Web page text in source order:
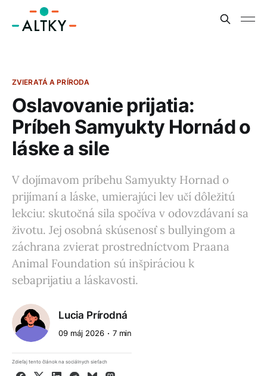
ZVIERATÁ A PRÍRODA
Oslavovanie prijatia:
Príbeh Samyukty Hornád o
láske a sile
V dojímavom príbehu Samyukty Hornad o
prijímaní a láske, umierajúci lev učí dôležitú
lekciu: skutočná sila spočíva v odovzdávaní sa
životu. Jej osobná skúsenosť s bullyingom a
záchrana zvierat prostredníctvom Praana
Animal Foundation sú inšpiráciou k
sebaprijatiu a láskavosti.
Lucia Prírodná
09 máj 2026 7 min
Zdieľaj tento článok na sociálnych sieťach